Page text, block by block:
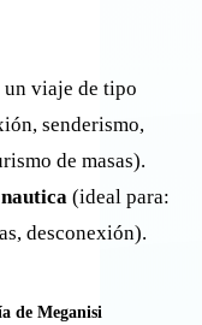
viaje de tipo
senderismo,
de masas).
nautica(ideal para:
desconexión).
de Meganisi